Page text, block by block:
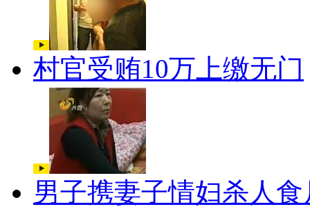
村官受贿10万上缴无门
男子携妻子情妇杀人食